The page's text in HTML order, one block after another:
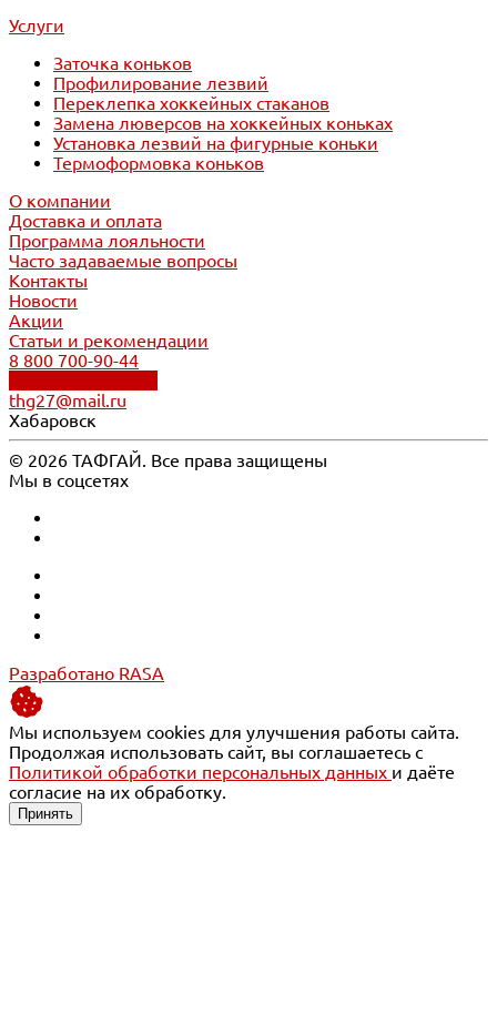
Услуги
Заточка коньков
Профилирование лезвий
Переклепка хоккейных стаканов
Замена люверсов на хоккейных коньках
Установка лезвий на фигурные коньки
Термоформовка коньков
О компании
Доставка и оплата
Программа лояльности
Часто задаваемые вопросы
Контакты
Новости
Акции
Статьи и рекомендации
8 800 700-90-44
thg27@mail.ru
Хабаровск
© 2026 ТАФГАЙ. Все права защищены
Мы в соцсетях
Разработано RASA
Мы используем cookies для улучшения работы сайта.
Продолжая использовать сайт, вы соглашаетесь с
Политикой обработки персональных данных и даёте
согласие на их обработку.
Принять